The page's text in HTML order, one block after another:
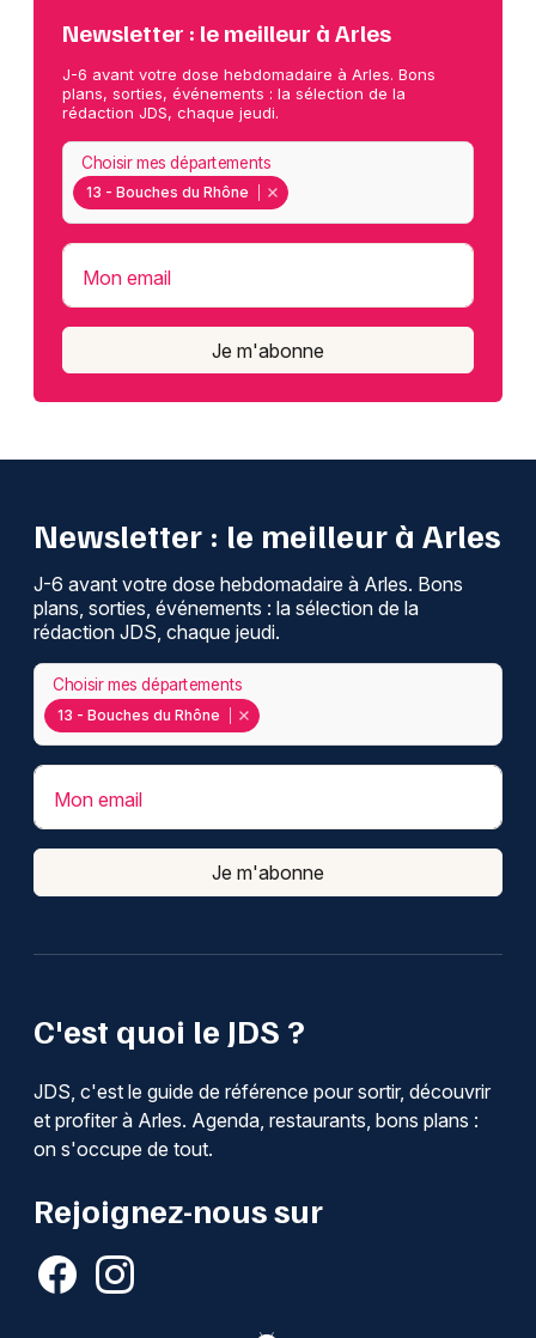
Newsletter : le meilleur à Arles
J-6 avant votre dose hebdomadaire à Arles. Bons
plans, sorties, événements : la sélection de la
rédaction JDS, chaque jeudi.
13 - Bouches du Rhône
Choisir mes départements
Mon email
Je m'abonne
C'est quoi le JDS ?
JDS, c'est le guide de référence pour sortir, découvrir
et profiter à Arles. Agenda, restaurants, bons plans :
on s'occupe de tout.
Rejoignez-nous sur
Newsletter : le meilleur à Arles
J-6 avant votre dose hebdomadaire à Arles. Bons
plans, sorties, événements : la sélection de la
rédaction JDS, chaque jeudi.
13 - Bouches du Rhône
Choisir mes départements
Mon email
Je m'abonne